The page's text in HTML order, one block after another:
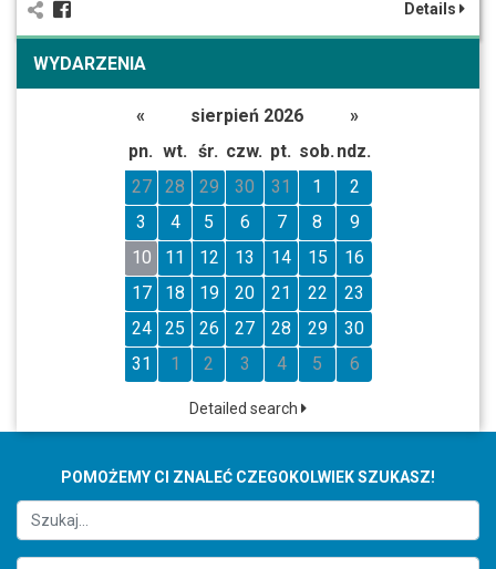
Details
WYDARZENIA
« sierpień 2026
»
pn. wt. śr. czw. pt. sob. ndz.
27
28 29 30 31 1
2
3
4 5 6 7 8
9
10
11 12 13 14 15
16
17
18 19 20 21 22
23
24
25 26 27 28 29
30
31
1 2 3 4 5 6
Detailed search
POMOŻEMY CI ZNALEĆ CZEGOKOLWIEK SZUKASZ!